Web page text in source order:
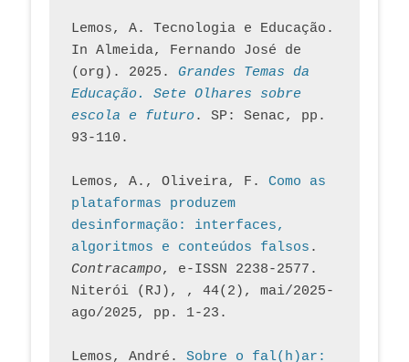
Lemos, A. Tecnologia e Educação.
In Almeida, Fernando José de
(org). 2025. Grandes Temas da
Educação. Sete Olhares sobre
escola e futuro. SP: Senac, pp.
93-110.
Lemos, A., Oliveira, F. Como as
plataformas produzem
desinformação: interfaces,
algoritmos e conteúdos falsos
Contracampo, e-ISSN 2238-2577.
Niterói (RJ), , 44(2), mai/2025-
ago/2025, pp. 1-23.
Lemos, André. Sobre o fal(h)ar: